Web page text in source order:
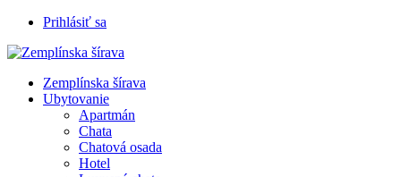
Prihlásiť sa
Zemplínska šírava
Ubytovanie
Apartmán
Chata
Chatová osada
Hotel